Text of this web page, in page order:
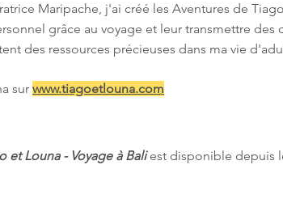
Maripache, j'ai créé les Aventures de
grâce au voyage et leur transmettre des
des ressources précieuses dans ma vie
sur www.tiagoetlouna.com
et Louna - Voyage à Baliest disponible depuis